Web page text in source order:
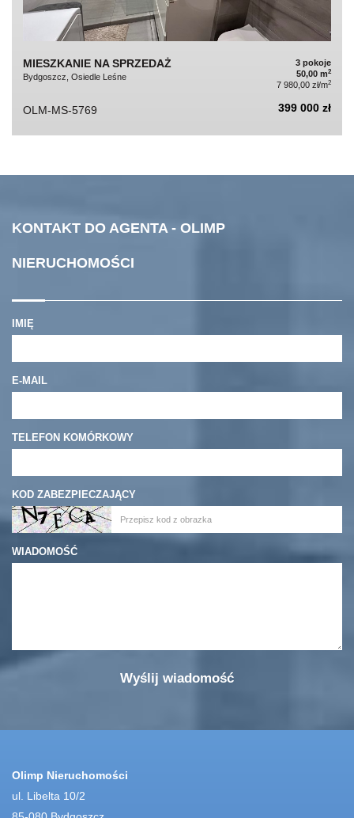
MIESZKANIE NA SPRZEDAŻ
Bydgoszcz, Osiedle Leśne
3 pokoje
50,00 m2
7 980,00 zł/m2
OLM-MS-5769 399 000 zł
KONTAKT DO AGENTA - OLIMP
NIERUCHOMOŚCI
IMIĘ
E-MAIL
TELEFON KOMÓRKOWY
KOD ZABEZPIECZAJĄCY
WIADOMOŚĆ
Olimp Nieruchomości
ul. Libelta 10/2